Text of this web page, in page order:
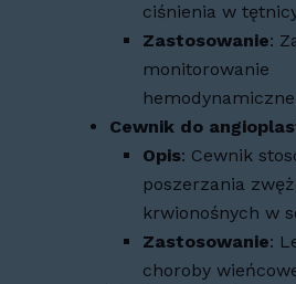
ciśnienia w
Zastosowanie:
monitorowanie
Cewnik do
Opis: Cewnik
poszerzania
krwionośnych w
Zastosowanie:
choroby